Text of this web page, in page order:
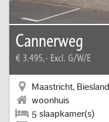
Cannerweg
€ 3.495,- Excl. G/W/E
Maastricht, Biesland
woonhuis
5 slaapkamer(s)